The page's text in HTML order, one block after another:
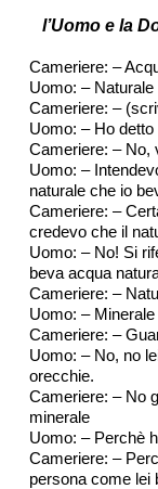
l’Uomo e la
Cameriere: –
Uomo: – Naturale
Cameriere: –
Uomo: – Ho
Cameriere: – No,
Uomo: –
naturale che io
Cameriere: –
credevo che il
Uomo: – No! Si
beva acqua
Cameriere: –
Uomo: – Minerale
Cameriere: –
Uomo: – No, no
orecchie.
Cameriere: – No
minerale
Uomo: – Perchè
Cameriere: –
persona come lei